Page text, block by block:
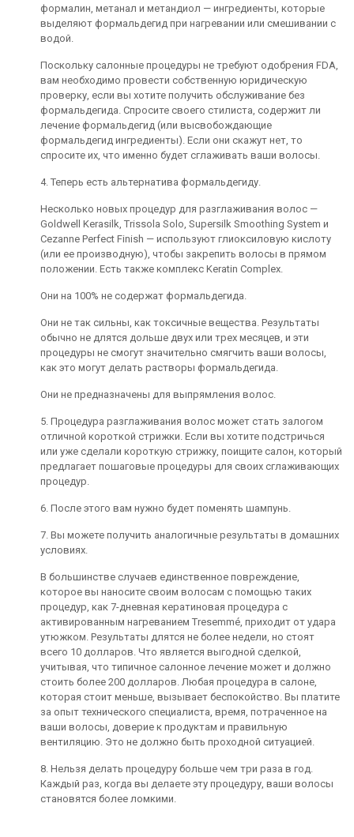
формалин, метанал и метандиол — ингредиенты, которые
выделяют формальдегид при нагревании или смешивании с
водой.
Поскольку салонные процедуры не требуют одобрения FDA,
вам необходимо провести собственную юридическую
проверку, если вы хотите получить обслуживание без
формальдегида. Спросите своего стилиста, содержит ли
лечение формальдегид (или высвобождающие
формальдегид ингредиенты). Если они скажут нет, то
спросите их, что именно будет сглаживать ваши волосы.
4. Теперь есть альтернатива формальдегиду.
Несколько новых процедур для разглаживания волос —
Goldwell Kerasilk, Trissola Solo, Supersilk Smoothing System и
Cezanne Perfect Finish — используют глиоксиловую кислоту
(или ее производную), чтобы закрепить волосы в прямом
положении. Есть также комплекс Keratin Complex.
Они на 100% не содержат формальдегида.
Они не так сильны, как токсичные вещества. Результаты
обычно не длятся дольше двух или трех месяцев, и эти
процедуры не смогут значительно смягчить ваши волосы,
как это могут делать растворы формальдегида.
Они не предназначены для выпрямления волос.
5. Процедура разглаживания волос может стать залогом
отличной короткой стрижки. Если вы хотите подстричься
или уже сделали короткую стрижку, поищите салон, который
предлагает пошаговые процедуры для своих сглаживающих
процедур.
6. После этого вам нужно будет поменять шампунь.
7. Вы можете получить аналогичные результаты в домашних
условиях.
В большинстве случаев единственное повреждение,
которое вы наносите своим волосам с помощью таких
процедур, как 7-дневная кератиновая процедура с
активированным нагреванием Tresemmé, приходит от удара
утюжком. Результаты длятся не более недели, но стоят
всего 10 долларов. Что является выгодной сделкой,
учитывая, что типичное салонное лечение может и должно
стоить более 200 долларов. Любая процедура в салоне,
которая стоит меньше, вызывает беспокойство. Вы платите
за опыт технического специалиста, время, потраченное на
ваши волосы, доверие к продуктам и правильную
вентиляцию. Это не должно быть проходной ситуацией.
8. Нельзя делать процедуру больше чем три раза в год.
Каждый раз, когда вы делаете эту процедуру, ваши волосы
становятся более ломкими.